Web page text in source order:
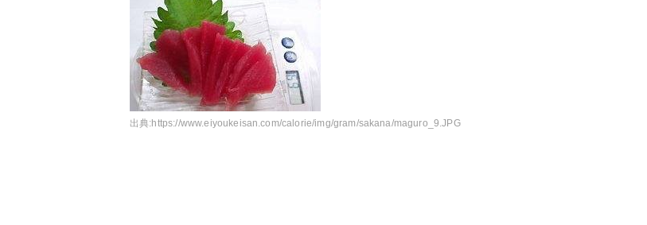
出典:https://www.eiyoukeisan.com/calorie/img/gram/sakana/maguro_9.JPG